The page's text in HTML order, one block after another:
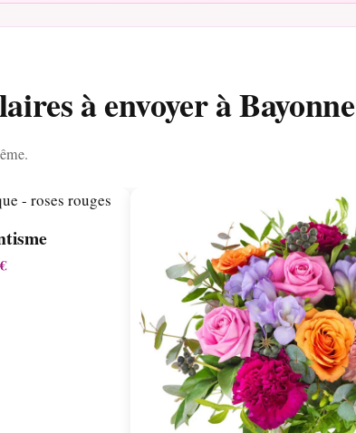
à envoyer à Bayonne